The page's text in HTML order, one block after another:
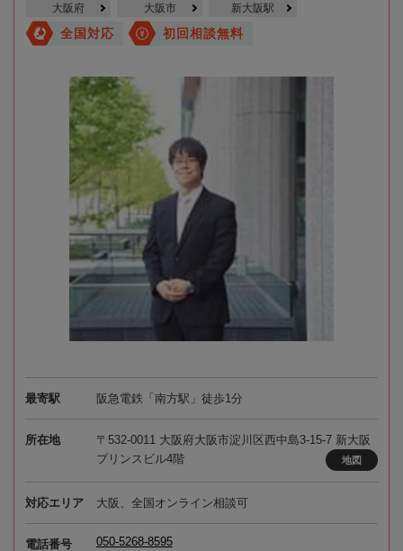
大阪府 大阪市 新大阪駅
全国対応 初回相談無料
最寄駅 阪急電鉄「南方駅」徒歩1分
所在地
〒532-0011 大阪府大阪市淀川区西中島3-15-7 新大阪
プリンスビル4階
地図
対応エリア 大阪、全国オンライン相談可
電話番号 050-5268-8595